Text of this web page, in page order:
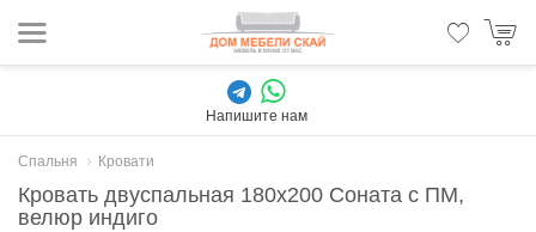
Напишите нам
Спальня Кровати
Кровать двуспальная 180х200 Соната с ПМ,
велюр индиго